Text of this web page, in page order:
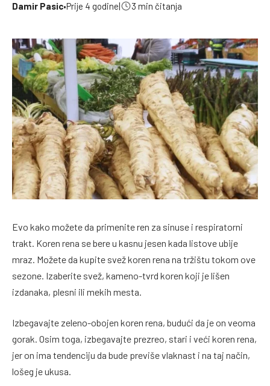
Damir Pasic•Prije 4 godine| 3 min čitanja
Evo kako možete da primenite ren za sinuse i respiratorni
trakt. Koren rena se bere u kasnu jesen kada listove ubije
mraz. Možete da kupite svež koren rena na tržištu tokom ove
sezone. Izaberite svež, kameno-tvrd koren koji je lišen
izdanaka, plesni ili mekih mesta.
Izbegavajte zeleno-obojen koren rena, budući da je on veoma
gorak. Osim toga, izbegavajte prezreo, stari i veći koren rena,
jer on ima tendenciju da bude previše vlaknast i na taj način,
lošeg je ukusa.